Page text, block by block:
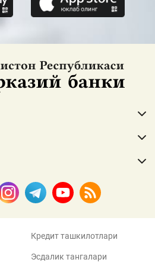
Кредит ташкилотлари
Эсдалик тангалари